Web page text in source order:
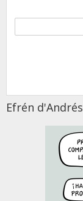
Efrén d'Andrés